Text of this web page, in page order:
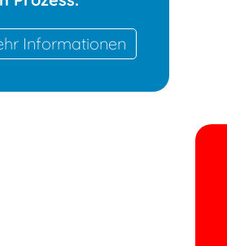
Informationen